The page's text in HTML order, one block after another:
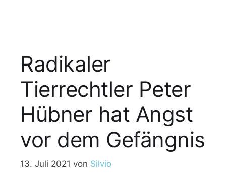
Radikaler
Tierrechtler Peter
Hübner hat Angst
vor dem Gefängnis
13. Juli 2021 von Silvio